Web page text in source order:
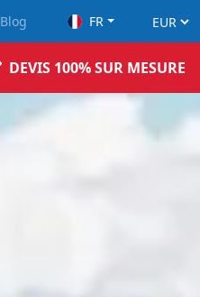
Blog FR
DEVIS 100% SUR MESURE